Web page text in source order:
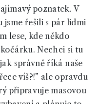
poznatek. V
jsme řešili s pár lidmi
lese, kde někdo
Nechci si tu
správně říká naše
víš?!” ale opravdu
připravuje masovou